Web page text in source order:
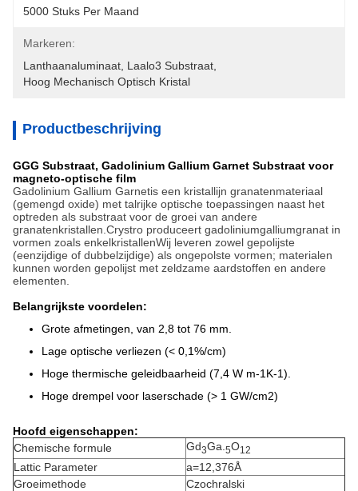
5000 Stuks Per Maand
Markeren:
Lanthaanaluminaat Laalo3 Substraat
Hoog Mechanisch Optisch Kristal
Productbeschrijving
GGG Substraat, Gadolinium Gallium Garnet Substraat voor
magneto-optische film
Gadolinium Gallium Garnetis een kristallijn granatenmateriaal
(gemengd oxide) met talrijke optische toepassingen naast het
optreden als substraat voor de groei van andere
granatenkristallen.Crystro produceert gadoliniumgalliumgranat in
vormen zoals enkelkristallenWij leveren zowel gepolijste
(eenzijdige of dubbelzijdige) als ongepolste vormen; materialen
kunnen worden gepolijst met zeldzame aardstoffen en andere
elementen.
Belangrijkste voordelen:
Grote afmetingen, van 2,8 tot 76 mm.
Lage optische verliezen (< 0,1%/cm)
Hoge thermische geleidbaarheid (7,4 W m-1K-1).
Hoge drempel voor laserschade (> 1 GW/cm2)
Hoofd eigenschappen:
Chemische formule
Gd3Ga. 5O12
Lattic Parameter
a=12,376Å
Groeimethode
Czochralski